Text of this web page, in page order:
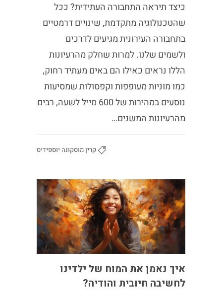
כיצד תיראה התחבורה העתידית? ככל
שהטכנולוגיה מתקדמת, שינויים דרמטיים
בתחבורה העירונית מגיעים לדרכים
ולשמים שלנו. למרות שחלק מהרעיונות
הללו נראים כאילו הם באים מעתיד רחוק,
כמו מוניות מעופפות וקפסולות שמסיעות
נוסעים במהירות של 600 מייל לשעה, רבים
מהרעיונות המשנים…
קרין מוסקונה יוספידיס
איך נאמן את המוח של ילדינו
לחשיבה חיובית והודיה?